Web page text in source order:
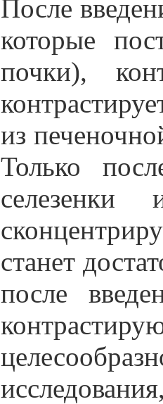
После
которые
почки),
из
Только
станет
после